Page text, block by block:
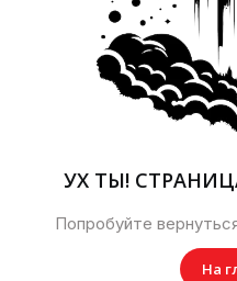
УХ ТЫ!
Попробуйте
На